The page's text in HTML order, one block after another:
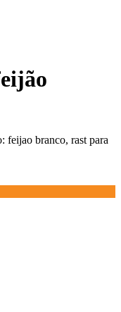
feijao branco, rast para